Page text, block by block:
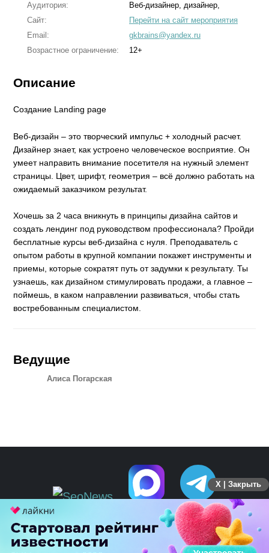
Аудитория:
Веб-дизайнер, дизайнер,
Сайт:
Перейти на сайт мероприятия
Email:
gkbrains@yandex.ru
Возрастное ограничение:
12+
Описание
Создание Landing page
Веб-дизайн – это творческий импульс + холодный расчет.
Дизайнер знает, как устроено человеческое восприятие. Он
умеет направить внимание посетителя на нужный элемент
страницы. Цвет, шрифт, геометрия – всё должно работать на
ожидаемый заказчиком результат.
Хочешь за 2 часа вникнуть в принципы дизайна сайтов и
создать лендинг под руководством профессионала? Пройди
бесплатные курсы веб-дизайна с нуля. Преподаватель с
опытом работы в крупной компании покажет инструменты и
приемы, которые сократят путь от задумки к результату. Ты
узнаешь, как дизайном стимулировать продажи, а главное –
поймешь, в каком направлении развиваться, чтобы стать
востребованным специалистом.
Ведущие
Алиса Погарская
X | Закрыть
ПЕРЕЙТИ НА ПОЛНУЮ ВЕРСИЮ
© SEOnews.ru Все права защищены. 2026